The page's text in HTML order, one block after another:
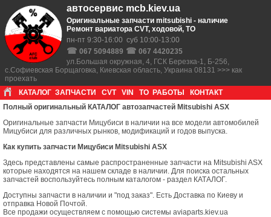
автосервис mcb.kiev.ua
Оригинальные запчасти mitsubishi - наличие
Ремонт вариатора CVT, ходовой, ТО
пн-пт 9:30-16:00 суб 10:00-13:00
☎ 067 5094889 ☎ 067 4420235
ул.Большая окружная, 4, ГСК Березка-1, Б-256,
с.Софиевская Борщаговка, Киевская область, Украина 08131 >>> как
проехать
КАТАЛОГ ЗАПЧАСТИ CVT VIN ТО РАБОТЫ
КОНТАКТ
Полный оригинальный КАТАЛОГ автозапчастей Mitsubishi ASX
Оригинальные запчасти Мицубиси в наличии на все модели автомобилей
Мицубиси для различных рынков, модификаций и годов выпуска.
Как купить запчасти Мицубиси Mitsubishi ASX
Здесь представлены самые распространенные запчасти на Mitsubishi ASX
которые находятся на нашем складе в наличии. Для поиска остальных
запчастей воспользуйтесь полным каталогом - раздел КАТАЛОГ.
Доступны запчасти в наличии и "под заказ". Есть Доставка по Киеву и
отправка Новой Почтой.
Все продажи осуществляем с помощью системы aviaparts.kiev.ua